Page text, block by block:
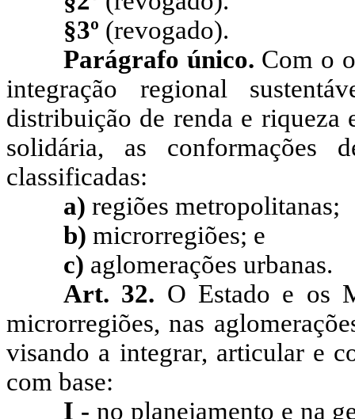
§3º (revogado).
Parágrafo único. Com o
integração regional
distribuição de renda e riqueza
solidária, as conformações
classificadas:
a) regiões metropolitanas;
b) microrregiões; e
c) aglomerações urbanas.
Art. 32. O Estado e os
microrregiões, nas
visando a integrar, articular e
com base:
I - no planejamento e na